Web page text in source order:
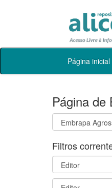
Skip
Página inicial
Página de
Filtros